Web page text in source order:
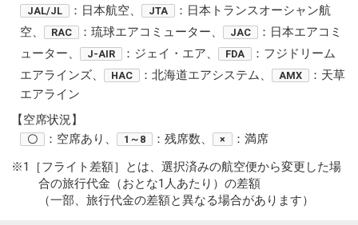
JAL/JL ：日本航空、 JTA
：日本トランスオーシャン航
空、
RAC ：琉球エアコミューター、 JAC
：日本エアコミ
ューター、
J-AIR ：ジェイ・エア、 FDA
：フジドリーム
エアラインズ、
HAC ：北海道エアシステム、 AMX
：天草
エアライン
【空席状況】
〇 ：空席あり、 1～8 ：残席数、 ×
：満席
※1［フライト差額］とは、選択済みの航空便から変更した場
合の旅行代金（おとな1人あたり）の差額
（一部、旅行代金の差額と異なる場合があります）